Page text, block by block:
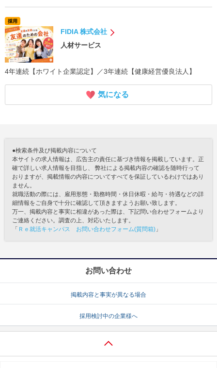
採用
FIDIA 株式会社
人材サービス
4年連続【ホワイト企業認定】／3年連続【健康経営優良法人】
気になる
●検索条件及び掲載内容について
本サイトの求人情報は、広告主の責任に基づき情報を掲載しています。正
確で詳しい求人情報を目指し、 弊社による掲載内容の確認を随時行って
おりますが、掲載情報の内容についてすべてを保証しているわけではあり
ません。
就職活動の際には、雇用形態・勤務時間・休日休暇・給与・待遇などの詳
細情報をご自身で十分に確認して頂きますようお願い致します。
万一、掲載内容と事実に相違があった際は、下記問い合わせフォームより
ご連絡ください。調査の上、対応いたします。
「 Ｒｅ就活キャンパス お問い合わせフォーム(質問箱) 」
お問い合わせ
掲載内容と事実が異なる場合
採用検討中の企業様へ